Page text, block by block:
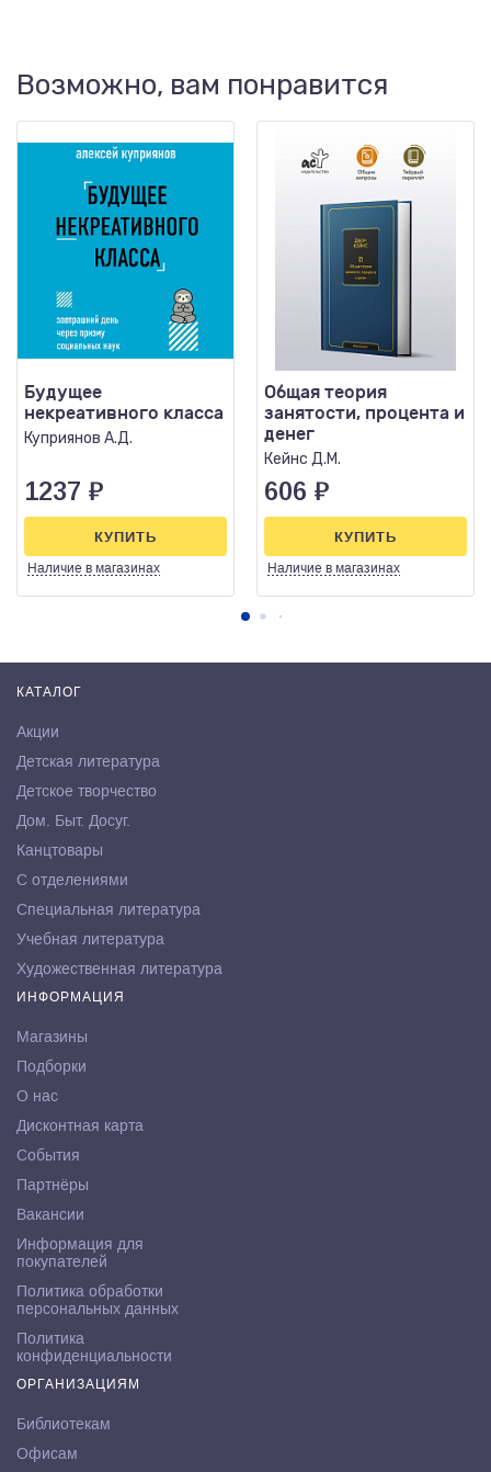
Возможно, вам понравится
Будущее
некреативного класса
Куприянов А.Д.
1237 ₽
Наличие в магазинах
КУПИТЬ
Общая теория
занятости, процента и
денег
Кейнс Д.М.
606 ₽
Наличие в магазинах
КУПИТЬ
КАТАЛОГ
Акции
Детская литература
Детское творчество
Дом. Быт. Досуг.
Канцтовары
С отделениями
Специальная литература
Учебная литература
Художественная литература
ИНФОРМАЦИЯ
Магазины
Подборки
О нас
Дисконтная карта
События
Партнёры
Вакансии
Информация для
покупателей
Политика обработки
персональных данных
Политика
конфиденциальности
ОРГАНИЗАЦИЯМ
Библиотекам
Офисам